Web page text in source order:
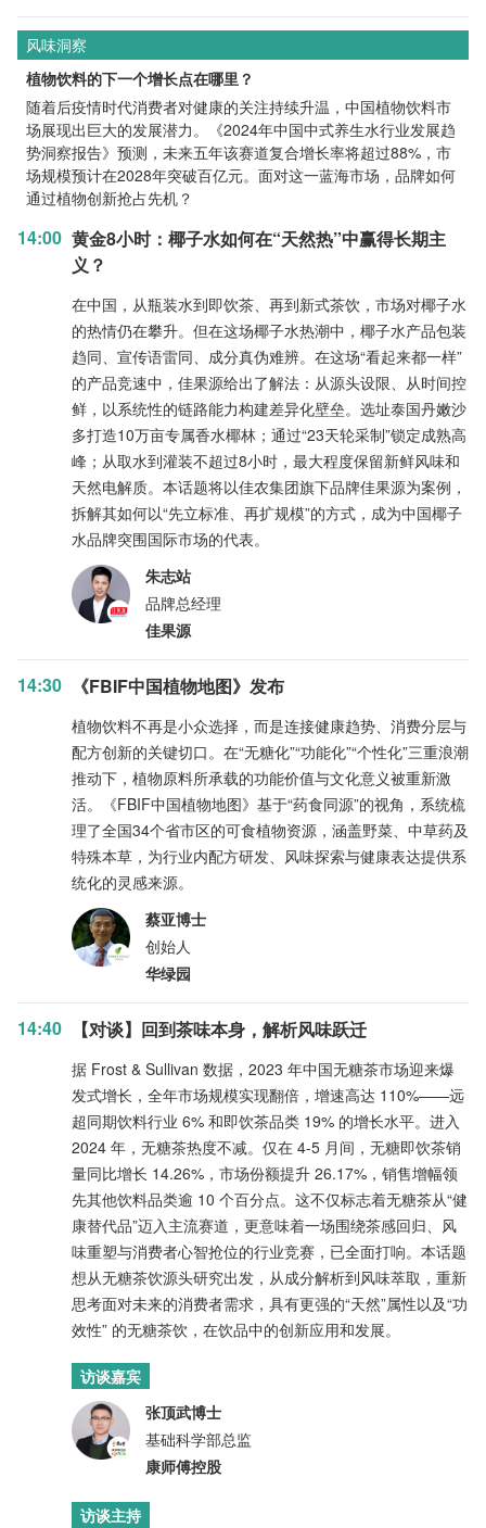
风味洞察
植物饮料的下一个增长点在哪里？
随着后疫情时代消费者对健康的关注持续升温，中国植物饮料市
场展现出巨大的发展潜力。《2024年中国中式养生水行业发展趋
势洞察报告》预测，未来五年该赛道复合增长率将超过88%，市
场规模预计在2028年突破百亿元。面对这一蓝海市场，品牌如何
通过植物创新抢占先机？
14:00 黄金8小时：椰子水如何在“天然热”中赢得长期主
义？
在中国，从瓶装水到即饮茶、再到新式茶饮，市场对椰子水
的热情仍在攀升。但在这场椰子水热潮中，椰子水产品包装
趋同、宣传语雷同、成分真伪难辨。在这场“看起来都一样”
的产品竞速中，佳果源给出了解法：从源头设限、从时间控
鲜，以系统性的链路能力构建差异化壁垒。选址泰国丹嫩沙
多打造10万亩专属香水椰林；通过“23天轮采制”锁定成熟高
峰；从取水到灌装不超过8小时，最大程度保留新鲜风味和
天然电解质。本话题将以佳农集团旗下品牌佳果源为案例，
拆解其如何以“先立标准、再扩规模”的方式，成为中国椰子
水品牌突围国际市场的代表。
朱志站
品牌总经理
佳果源
14:30 《FBIF中国植物地图》发布
植物饮料不再是小众选择，而是连接健康趋势、消费分层与
配方创新的关键切口。在“无糖化”“功能化”“个性化”三重浪潮
推动下，植物原料所承载的功能价值与文化意义被重新激
活。《FBIF中国植物地图》基于“药食同源”的视角，系统梳
理了全国34个省市区的可食植物资源，涵盖野菜、中草药及
特殊本草，为行业内配方研发、风味探索与健康表达提供系
统化的灵感来源。
蔡亚博士
创始人
华绿园
14:40 【对谈】回到茶味本身，解析风味跃迁
据 Frost & Sullivan 数据，2023 年中国无糖茶市场迎来爆
发式增长，全年市场规模实现翻倍，增速高达 110%——远
超同期饮料行业 6% 和即饮茶品类 19% 的增长水平。进入
2024 年，无糖茶热度不减。仅在 4-5 月间，无糖即饮茶销
量同比增长 14.26%，市场份额提升 26.17%，销售增幅领
先其他饮料品类逾 10 个百分点。这不仅标志着无糖茶从“健
康替代品”迈入主流赛道，更意味着一场围绕茶感回归、风
味重塑与消费者心智抢位的行业竞赛，已全面打响。本话题
想从无糖茶饮源头研究出发，从成分解析到风味萃取，重新
思考面对未来的消费者需求，具有更强的“天然”属性以及“功
效性” 的无糖茶饮，在饮品中的创新应用和发展。
访谈嘉宾
张顶武博士
基础科学部总监
康师傅控股
访谈主持